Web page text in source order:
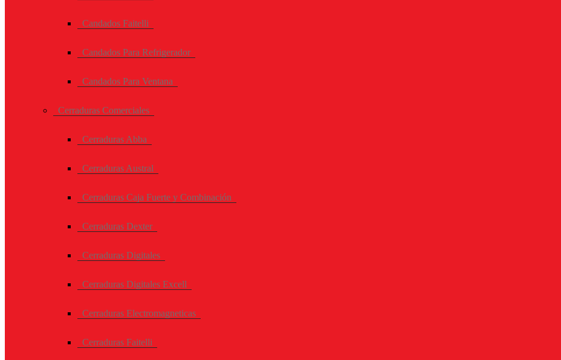
Candados Faitelli
Candados Para Refrigerador
Candados Para Ventana
Cerraduras Comerciales
Cerraduras Abba
Cerraduras Austral
Cerraduras Caja Fuerte y Combinación
Cerraduras Dexter
Cerraduras Digitales
Cerraduras Digitales Excell
Cerraduras Electromagneticas
Cerraduras Faitelli